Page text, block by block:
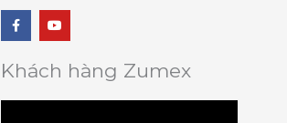
F
a
c
b
o
k
Y
o
u
u
b
Khách hàng Zumex